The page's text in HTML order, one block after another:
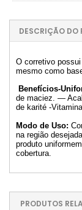
DESCRIÇÃO DO
O corretivo
mesmo como
Benefícios-
de maciez. —
de karité -
Modo de Uso:
na região
produto
cobertura.
PRODUTOS